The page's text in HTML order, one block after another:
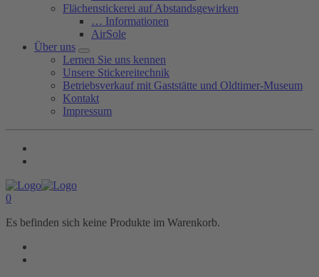
Flächenstickerei auf Abstandsgewirken
… Informationen
AirSole
Über uns
Lernen Sie uns kennen
Unsere Stickereitechnik
Betriebsverkauf mit Gaststätte und Oldtimer-Museum
Kontakt
Impressum
0
Es befinden sich keine Produkte im Warenkorb.